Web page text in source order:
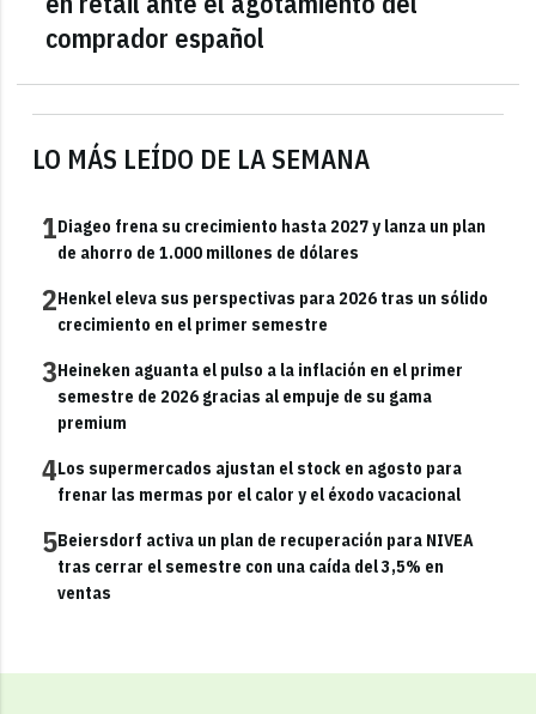
LO MÁS LEÍDO DE LA SEMANA
1Diageo frena su crecimiento hasta 2027 y lanza un plan
de ahorro de 1.000 millones de dólares
2Henkel eleva sus perspectivas para 2026 tras un sólido
crecimiento en el primer semestre
3Heineken aguanta el pulso a la inflación en el primer
semestre de 2026 gracias al empuje de su gama
premium
4Los supermercados ajustan el stock en agosto para
frenar las mermas por el calor y el éxodo vacacional
5Beiersdorf activa un plan de recuperación para NIVEA
tras cerrar el semestre con una caída del 3,5% en
ventas
comprador español